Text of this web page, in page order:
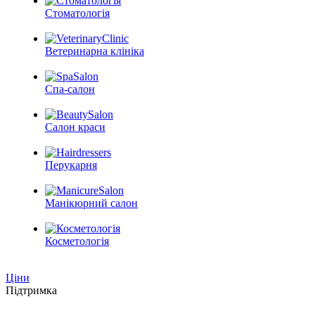
Стоматологія
Ветеринарна клініка
Спа-салон
Салон краси
Перукарня
Манікюрний салон
Косметологія
Ціни
Підтримка